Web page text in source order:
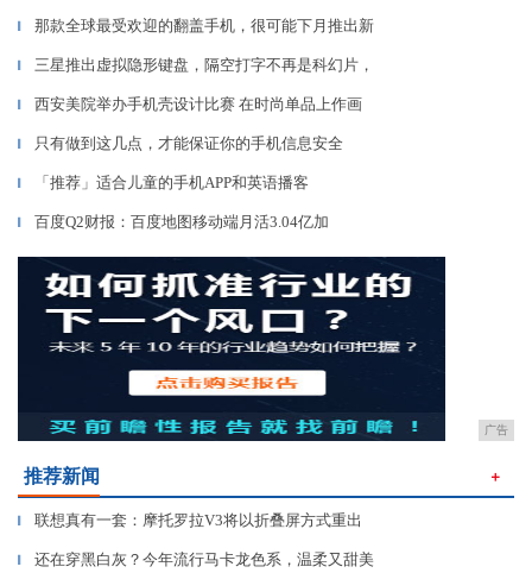
▎ 那款全球最受欢迎的翻盖手机，很可能下月推出新
▎ 三星推出虚拟隐形键盘，隔空打字不再是科幻片，
▎ 西安美院举办手机壳设计比赛 在时尚单品上作画
▎ 只有做到这几点，才能保证你的手机信息安全
▎ 「推荐」适合儿童的手机APP和英语播客
▎ 百度Q2财报：百度地图移动端月活3.04亿加
广告
推荐新闻 ＋
▎ 联想真有一套：摩托罗拉V3将以折叠屏方式重出
▎ 还在穿黑白灰？今年流行马卡龙色系，温柔又甜美